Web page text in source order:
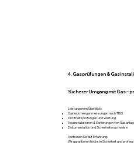
4. Gasprüfungen &
Sicherer Umgang mit Gas –
Leistungen im Überblick:
Gasleckmengenmessungen nach TRGI
Dichtheitsprüfungen und Wartung
Neuinstallationen & Sanierungen von
Dokumentation und Sicherheitsnachweise
Vertrauen Sie auf Erfahrung:
Wir garantieren höchste Sicherheit und